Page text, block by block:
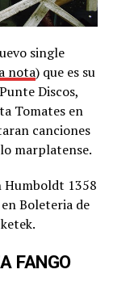
single
nota) que es su
Discos,
Tomates en
canciones
marplatense.
Humboldt 1358
Boleteria de
FANGO